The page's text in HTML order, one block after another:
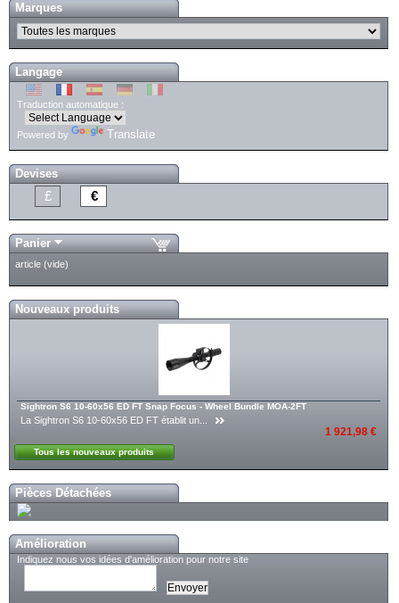
Marques
Langage
Traduction automatique :
Powered by Translate
Devises
£ €
Panier
article (vide)
Nouveaux produits
Sightron S6 10-60x56 ED FT Snap Focus - Wheel Bundle MOA-2FT
La Sightron S6 10-60x56 ED FT établit un...
1 921,98 €
Tous les nouveaux produits
Pièces Détachées
Amélioration
Indiquez nous vos idées d'amélioration pour notre site